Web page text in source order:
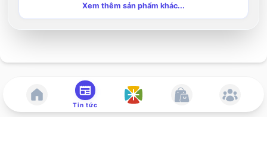
Xem thêm sản phẩm khác...
Tin tức